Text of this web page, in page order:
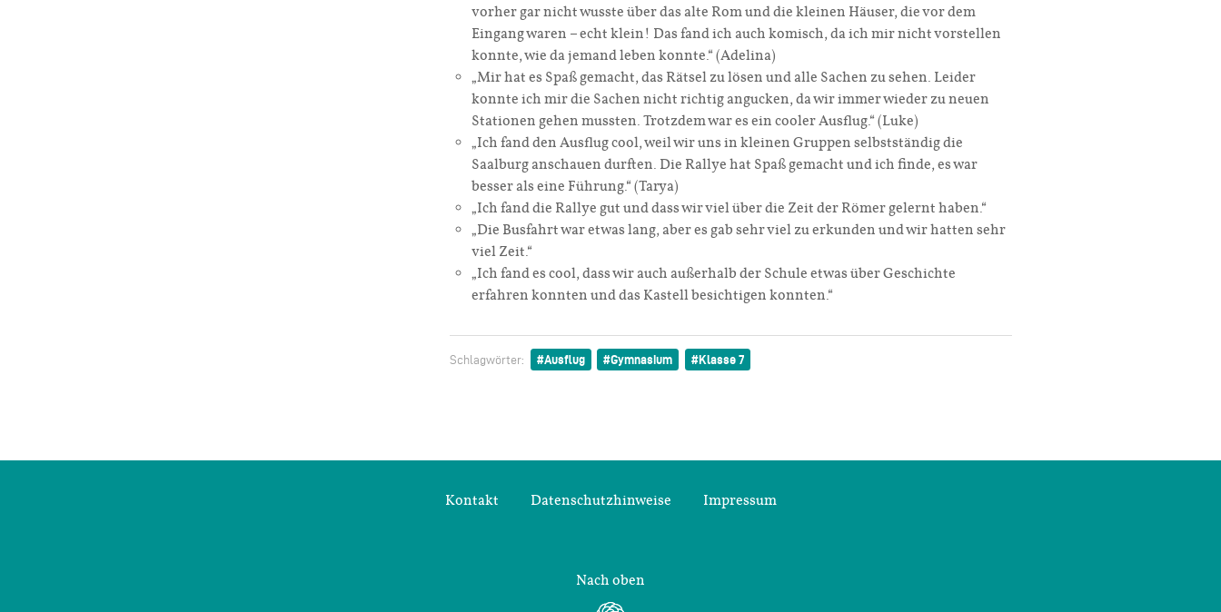
vorher gar nicht wusste über das alte Rom und die kleinen Häuser, die vor dem
Eingang waren – echt klein! Das fand ich auch komisch, da ich mir nicht vorstellen
konnte, wie da jemand leben konnte.“ (Adelina)
„Mir hat es Spaß gemacht, das Rätsel zu lösen und alle Sachen zu sehen. Leider
konnte ich mir die Sachen nicht richtig angucken, da wir immer wieder zu neuen
Stationen gehen mussten. Trotzdem war es ein cooler Ausflug.“ (Luke)
„Ich fand den Ausflug cool, weil wir uns in kleinen Gruppen selbstständig die
Saalburg anschauen durften. Die Rallye hat Spaß gemacht und ich finde, es war
besser als eine Führung.“ (Tarya)
„Ich fand die Rallye gut und dass wir viel über die Zeit der Römer gelernt haben.“
„Die Busfahrt war etwas lang, aber es gab sehr viel zu erkunden und wir hatten sehr
viel Zeit.“
„Ich fand es cool, dass wir auch außerhalb der Schule etwas über Geschichte
erfahren konnten und das Kastell besichtigen konnten.“
Schlagwörter: Ausflug Gymnasium Klasse 7
Kontakt Datenschutzhinweise Impressum
Nach oben